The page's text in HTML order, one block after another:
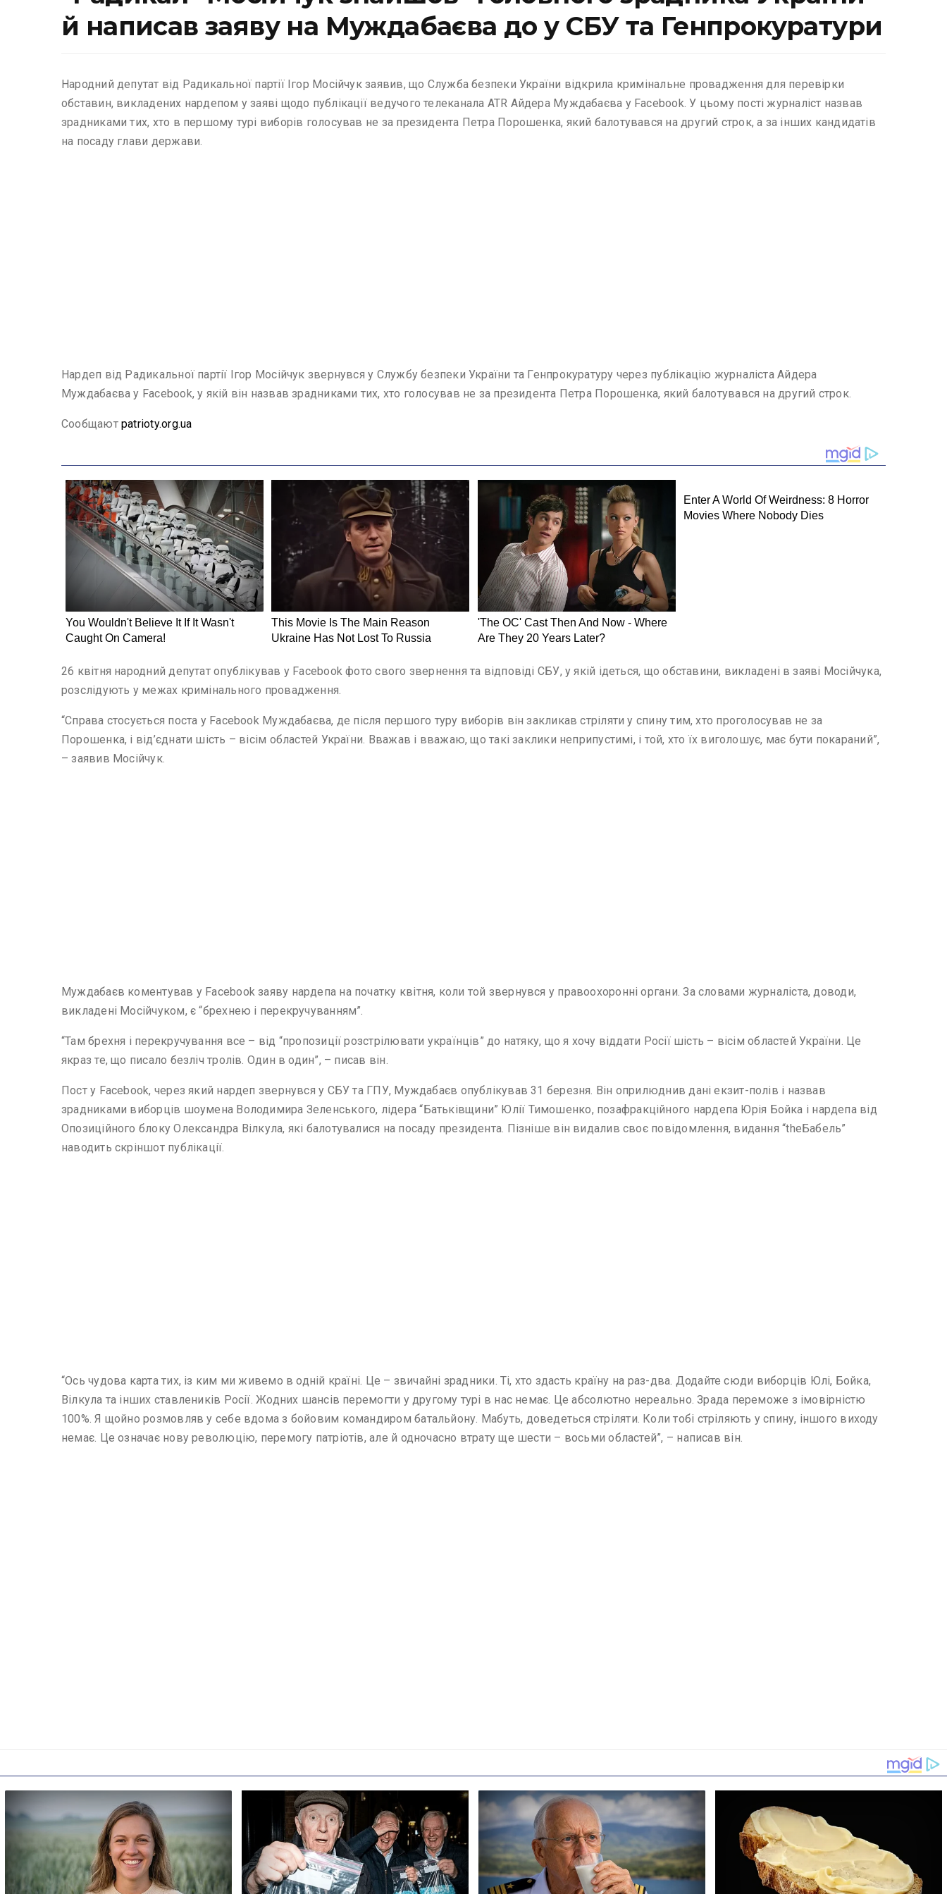
й написав заяву на Муждабаєва до у СБУ та Генпрокуратури
Народний депутат від Радикальної партії Ігор Мосійчук заявив, що Служба безпеки України відкрила кримінальне провадження для перевірки
обставин, викладених нардепом у заяві щодо публікації ведучого телеканала ATR Айдера Муждабаєва у Facebook. У цьому пості журналіст назвав
зрадниками тих, хто в першому турі виборів голосував не за президента Петра Порошенка, який балотувався на другий строк, а за інших кандидатів
на посаду глави держави.
Нардеп від Радикальної партії Ігор Мосійчук звернувся у Службу безпеки України та Генпрокуратуру через публікацію журналіста Айдера
Муждабаєва у Facebook, у якій він назвав зрадниками тих, хто голосував не за президента Петра Порошенка, який балотувався на другий строк.
Сообщаютpatrioty.org.ua
26 квітня народний депутат опублікував у Facebook фото свого звернення та відповіді СБУ, у якій ідеться, що обставини, викладені в заяві Мосійчука,
розслідують у межах кримінального провадження.
“Справа стосується поста у Facebook Муждабаєва, де після першого туру виборів він закликав стріляти у спину тим, хто проголосував не за
Порошенка, і від’єднати шість – вісім областей України. Вважав і вважаю, що такі заклики неприпустимі, і той, хто їх виголошує, має бути покараний”,
– заявив Мосійчук.
Муждабаєв коментував у Facebook заяву нардепа на початку квітня, коли той звернувся у правоохоронні органи. За словами журналіста, доводи,
викладені Мосійчуком, є “брехнею і перекручуванням”.
“Там брехня і перекручування все – від “пропозиції розстрілювати українців” до натяку, що я хочу віддати Росії шість – вісім областей України. Це
якраз те, що писало безліч тролів. Один в один”, – писав він.
Пост у Facebook, через який нардеп звернувся у СБУ та ГПУ, Муждабаєв опублікував 31 березня. Він оприлюднив дані екзит-полів і назвав
зрадниками виборців шоумена Володимира Зеленського, лідера “Батьківщини” Юлії Тимошенко, позафракційного нардепа Юрія Бойка і нардепа від
Опозиційного блоку Олександра Вілкула, які балотувалися на посаду президента. Пізніше він видалив своє повідомлення, видання “theБабель”
наводить скріншот публікації.
“Ось чудова карта тих, із ким ми живемо в одній країні. Це – звичайні зрадники. Ті, хто здасть країну на раз-два. Додайте сюди виборців Юлі, Бойка,
Вілкула та інших ставлеників Росії. Жодних шансів перемогти у другому турі в нас немає. Це абсолютно нереально. Зрада переможе з імовірністю
100%. Я щойно розмовляв у себе вдома з бойовим командиром батальйону. Мабуть, доведеться стріляти. Коли тобі стріляють у спину, іншого виходу
немає. Це означає нову революцію, перемогу патріотів, але й одночасно втрату ще шести – восьми областей”, – написав він.